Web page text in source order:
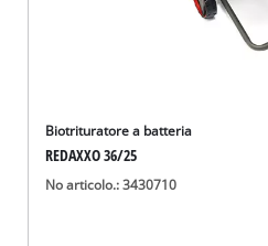
Biotrituratore a batteria
REDAXXO 36/25
No articolo.: 3430710